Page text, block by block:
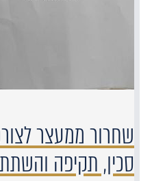
שחרור ממעצר
סכין, תקיפה